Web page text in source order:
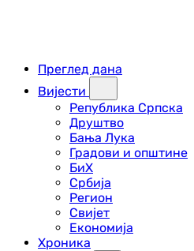
Преглед дана
Вијести
Република Српска
Друштво
Бања Лука
Градови и општине
БиХ
Србија
Регион
Свијет
Економија
Хроника